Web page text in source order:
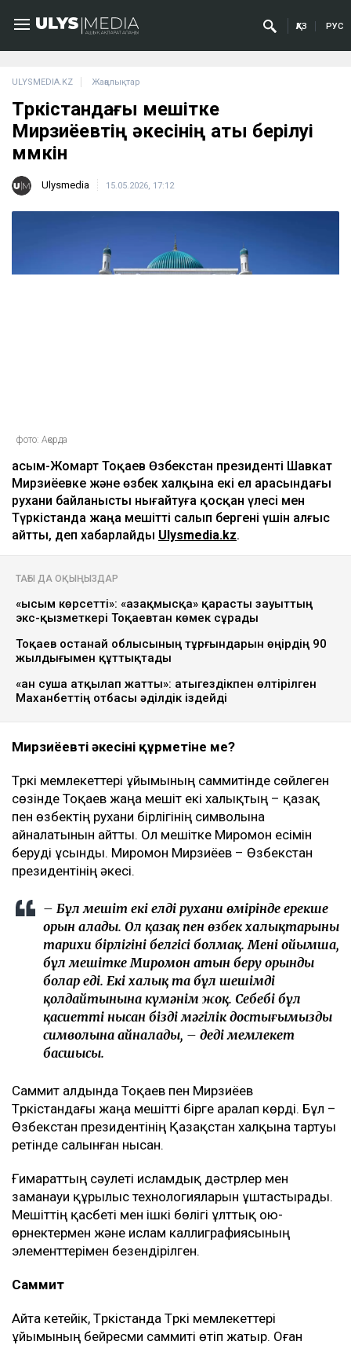
ҚАЗ РУС
ULYSMEDIA.KZ Жаңалықтар
Түркістандағы мешітке
Мирзиёевтің әкесінің аты берілуі
мүмкін
Ulysmedia 15.05.2026, 17:12
фото: Ақорда
Қасым-Жомарт Тоқаев Өзбекстан президенті Шавкат
Мирзиёевке және өзбек халқына екі ел арасындағы
рухани байланысты нығайтуға қосқан үлесі мен
Түркістанда жаңа мешітті салып бергені үшін алғыс
айтты, деп хабарлайды Ulysmedia.kz.
ТАҒЫ ДА ОҚЫҢЫЗДАР
«Қысым көрсетті»: «Қазақмысқа» қарасты зауыттың
экс-қызметкері Тоқаевтан көмек сұрады
Тоқаев Қостанай облысының тұрғындарын өңірдің 90
жылдығымен құттықтады
«Қан суша атқылап жатты»: Қатыгездікпен өлтірілген
Маханбеттің отбасы әділдік іздейді
Мирзиёевтің әкесінің құрметіне ме?
Түркі мемлекеттері ұйымының саммитінде сөйлеген
сөзінде Тоқаев жаңа мешіт екі халықтың – қазақ
пен өзбектің рухани бірлігінің символына
айналатынын айтты. Ол мешітке Миромон есімін
беруді ұсынды. Миромон Мирзиёев – Өзбекстан
президентінің әкесі.
– Бұл мешіт екі елдің рухани өмірінде ерекше
орын алады. Ол қазақ пен өзбек халықтарының
тарихи бірлігінің белгісі болмақ. Менің ойымша,
бұл мешітке Миромон атын беру орынды
болар еді. Екі халық та бұл шешімді
қолдайтынына күмәнім жоқ. Себебі бұл
қасиетті нысан біздің мәңгілік достығымыздың
символына айналады, – деді мемлекет
басшысы.
Саммит алдында Тоқаев пен Мирзиёев
Түркістандағы жаңа мешітті бірге аралап көрді. Бұл –
Өзбекстан президентінің Қазақстан халқына тартуы
ретінде салынған нысан.
Ғимараттың сәулеті исламдық дәстүрлер мен
заманауи құрылыс технологияларын ұштастырады.
Мешіттің қасбеті мен ішкі бөлігі ұлттық ою-
өрнектермен және ислам каллиграфиясының
элементтерімен безендірілген.
Саммит
Айта кетейік, Түркістанда Түркі мемлекеттері
ұйымының бейресми саммиті өтіп жатыр. Оған